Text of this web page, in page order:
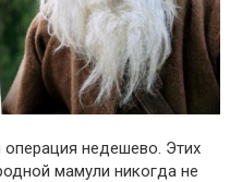
недешево. Этих
мамули никогда не